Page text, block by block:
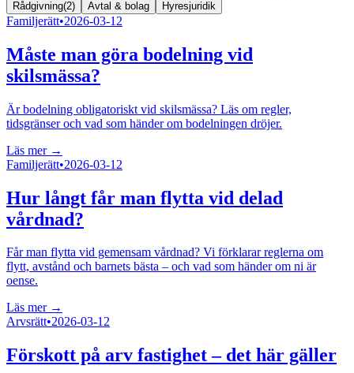
Rådgivning(2) Avtal & bolag Hyresjuridik
Familjerätt•2026-03-12
Måste man göra bodelning vid
skilsmässa?
Är bodelning obligatoriskt vid skilsmässa? Läs om regler,
tidsgränser och vad som händer om bodelningen dröjer.
Läs mer →
Familjerätt•2026-03-12
Hur långt får man flytta vid delad
vårdnad?
Får man flytta vid gemensam vårdnad? Vi förklarar reglerna om
flytt, avstånd och barnets bästa – och vad som händer om ni är
oense.
Läs mer →
Arvsrätt•2026-03-12
Förskott på arv fastighet – det här gäller